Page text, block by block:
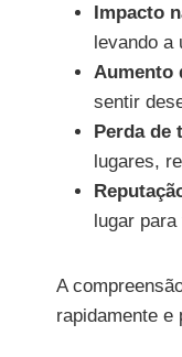
Impacto
levando a
Aumento
sentir
Perda de
lugares,
lugar
A
rapidamente e